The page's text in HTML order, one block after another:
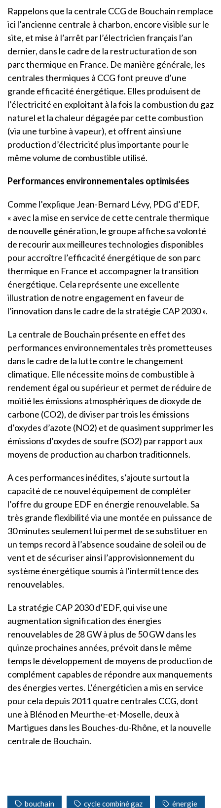
Rappelons que la centrale CCG de Bouchain remplace
ici l’ancienne centrale à charbon, encore visible sur le
site, et mise à l’arrêt par l’électricien français l’an
dernier, dans le cadre de la restructuration de son
parc thermique en France. De manière générale, les
centrales thermiques à CCG font preuve d’une
grande efficacité énergétique. Elles produisent de
l’électricité en exploitant à la fois la combustion du gaz
naturel et la chaleur dégagée par cette combustion
(via une turbine à vapeur), et offrent ainsi une
production d’électricité plus importante pour le
même volume de combustible utilisé.
Performances environnementales optimisées
Comme l’explique Jean-Bernard Lévy, PDG d’EDF,
« avec la mise en service de cette centrale thermique
de nouvelle génération, le groupe affiche sa volonté
de recourir aux meilleures technologies disponibles
pour accroître l’efficacité énergétique de son parc
thermique en France et accompagner la transition
énergétique. Cela représente une excellente
illustration de notre engagement en faveur de
l’innovation dans le cadre de la stratégie CAP 2030 ».
La centrale de Bouchain présente en effet des
performances environnementales très prometteuses
dans le cadre de la lutte contre le changement
climatique. Elle nécessite moins de combustible à
rendement égal ou supérieur et permet de réduire de
moitié les émissions atmosphériques de dioxyde de
carbone (CO2), de diviser par trois les émissions
d’oxydes d’azote (NO2) et de quasiment supprimer les
émissions d’oxydes de soufre (SO2) par rapport aux
moyens de production au charbon traditionnels.
A ces performances inédites, s’ajoute surtout la
capacité de ce nouvel équipement de compléter
l’offre du groupe EDF en énergie renouvelable. Sa
très grande flexibilité via une montée en puissance de
30 minutes seulement lui permet de se substituer en
un temps record à l’absence soudaine de soleil ou de
vent et de sécuriser ainsi l’approvisionnement du
système énergétique soumis à l’intermittence des
renouvelables.
La stratégie CAP 2030 d’EDF, qui vise une
augmentation signification des énergies
renouvelables de 28 GW à plus de 50 GW dans les
quinze prochaines années, prévoit dans le même
temps le développement de moyens de production de
complément capables de répondre aux manquements
des énergies vertes. L’énergéticien a mis en service
pour cela depuis 2011 quatre centrales CCG, dont
une à Blénod en Meurthe-et-Moselle, deux à
Martigues dans les Bouches-du-Rhône, et la nouvelle
centrale de Bouchain.
bouchain cycle combiné gaz énergie